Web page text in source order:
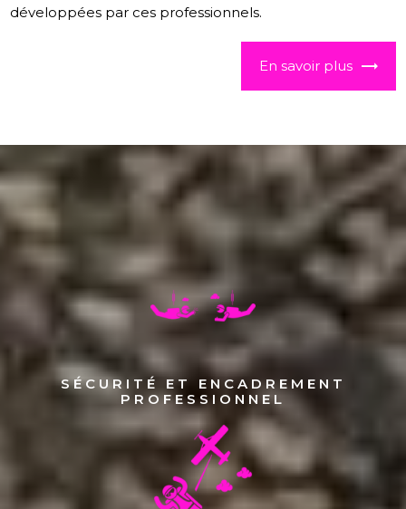
développées par ces professionnels.
En savoir plus
SÉCURITÉ ET ENCADREMENT
PROFESSIONNEL